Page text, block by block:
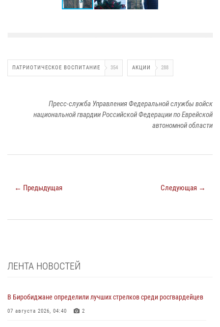
ПАТРИОТИЧЕСКОЕ ВОСПИТАНИЕ 354 АКЦИИ 288
Пресс-служба Управления Федеральной службы войск
национальной гвардии Российской Федерации по Еврейской
автономной области
← Предыдущая Следующая →
ЛЕНТА НОВОСТЕЙ
В Биробиджане определили лучших стрелков среди росгвардейцев
07 августа 2026, 04:40 2